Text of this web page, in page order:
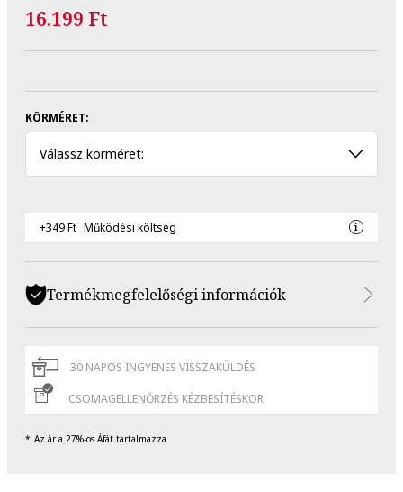
16.199 Ft
KÖRMÉRET:
Válassz körméret:
+349 Ft Működési költség
Termékmegfelelőségi információk
30 NAPOS INGYENES VISSZAKÜLDÉS
CSOMAGELLENŐRZÉS KÉZBESÍTÉSKOR
Az ár a 27%-os Áfát tartalmazza